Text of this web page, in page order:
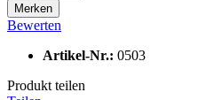
Merken
Bewerten
Artikel-Nr.: 0503
Produkt teilen